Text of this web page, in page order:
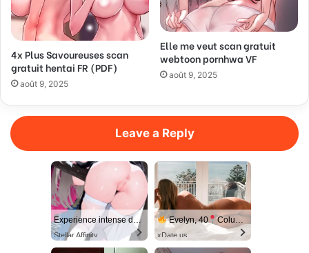
4x Plus Savoureuses scan
gratuit hentai FR (PDF)
août 9, 2025
Elle me veut scan gratuit
webtoon pornhwa VF
août 9, 2025
Leave a Reply
Experience intense desire for girls anytime, anywhere.
Stellar Affinity
Evelyn, 40 Columbus
xDate.us